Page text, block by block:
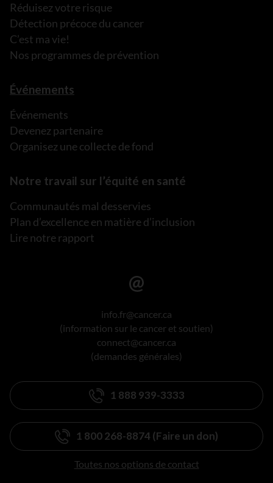
Réduisez votre risque
Détection précoce du cancer
C’est ma vie!
Nos programmes de prévention
Événements
Événements
Devenez partenaire
Organisez une collecte de fond
Notre travail sur l’équité en santé
Communautés mal desservies
Plan d’excellence en matière d’inclusion
Lire notre rapport
info.fr@cancer.ca
(information sur le cancer et soutien)
connect@cancer.ca
(demandes générales)
1 888 939-3333
1 800 268-8874 (Faire un don)
Toutes nos options de contact